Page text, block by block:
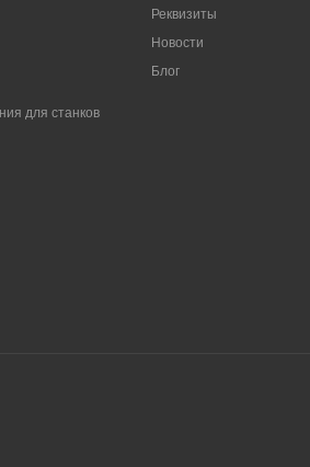
для станков
Реквизиты
Новости
Блог